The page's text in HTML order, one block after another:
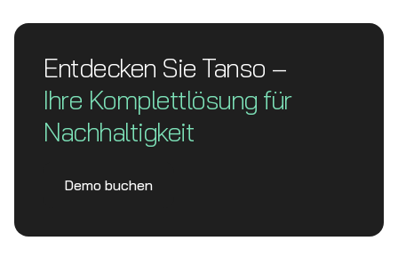
Entdecken Sie Tanso –
Ihre Komplett­lösung für
Nachhaltigkeit
Demo buchen